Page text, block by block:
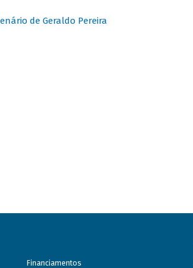
de Geraldo Pereira
Financiamentos